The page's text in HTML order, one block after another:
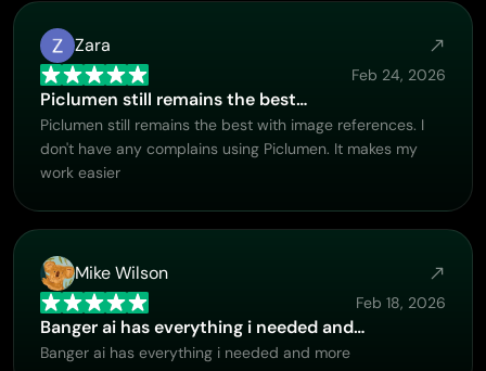
Zara
Feb 24, 2026
Piclumen still remains the best…
Piclumen still remains the best with image references. I
don't have any complains using Piclumen. It makes my
work easier
Mike Wilson
Feb 18, 2026
Banger ai has everything i needed and…
Banger ai has everything i needed and more